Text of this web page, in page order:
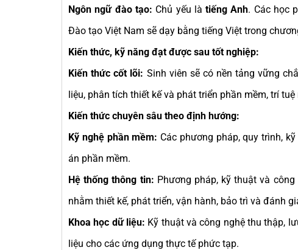
Ngôn ngữ đào tạo: Chủ yếu làtiếng Anh. Các học
Đào tạo Việt Nam sẽ dạy bằng tiếng Việt trong
Kiến thức, kỹ năng đạt được sau tốt nghiệp:
Kiến thức cốt lõi: Sinh viên sẽ có nền tảng vững
liệu, phân tích thiết kế và phát triển phần mềm, trí
Kiến thức chuyên sâu theo định hướng:
Kỹ nghệ phần mềm: Các phương pháp, quy trình,
án phần mềm.
Hệ thống thông tin: Phương pháp, kỹ thuật và
nhằm thiết kế, phát triển, vận hành, bảo trì và đánh
Khoa học dữ liệu: Kỹ thuật và công nghệ thu thập,
liệu cho các ứng dụng thực tế phức tạp.